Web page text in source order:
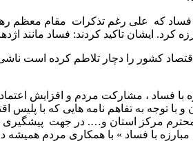
که علی رغم تذکرات مقام معظم
کشور را دچار تلاطم کرده است
فساد ، مشارکت مردم و افزایش
به تفاهم نامه هایی که با پلیس
مرکز استان و…. در جهت پیشگیری
مبارزه با فساد » با همکاری مردم